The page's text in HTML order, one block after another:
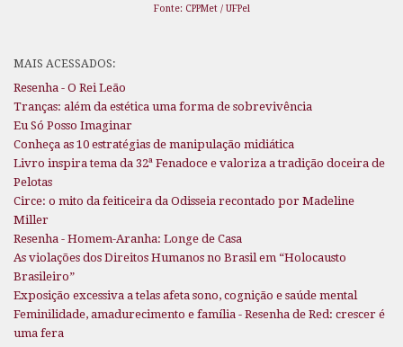
Fonte: CPPMet / UFPel
MAIS ACESSADOS:
Resenha - O Rei Leão
Tranças: além da estética uma forma de sobrevivência
Eu Só Posso Imaginar
Conheça as 10 estratégias de manipulação midiática
Livro inspira tema da 32ª Fenadoce e valoriza a tradição doceira de
Pelotas
Circe: o mito da feiticeira da Odisseia recontado por Madeline
Miller
Resenha - Homem-Aranha: Longe de Casa
As violações dos Direitos Humanos no Brasil em “Holocausto
Brasileiro”
Exposição excessiva a telas afeta sono, cognição e saúde mental
Feminilidade, amadurecimento e família - Resenha de Red: crescer é
uma fera